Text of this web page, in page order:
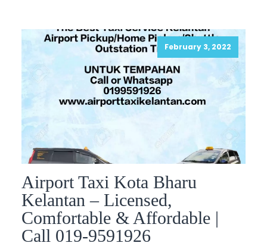
February 3, 2022
Airport Taxi Kota Bharu
Kelantan – Licensed,
Comfortable & Affordable |
Call 019-9591926